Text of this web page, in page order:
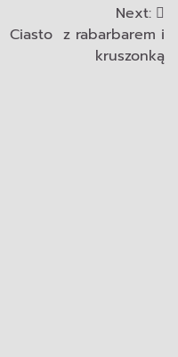
Next:
Ciasto z rabarbarem i
kruszonką